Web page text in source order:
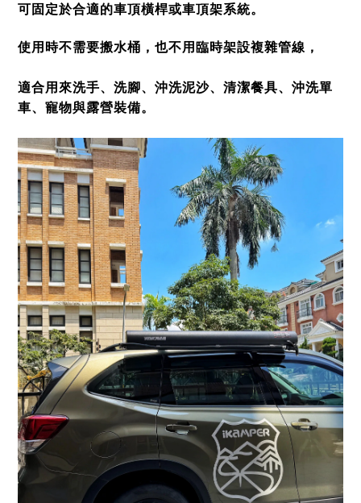
可固定於合適的車頂橫桿或車頂架系統。
使用時不需要搬水桶，也不用臨時架設複雜管線，
適合用來洗手、洗腳、沖洗泥沙、清潔餐具、沖洗單
車、寵物與露營裝備。